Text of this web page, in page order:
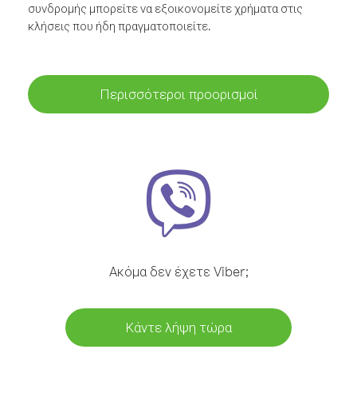
συνδρομής μπορείτε να εξοικονομείτε χρήματα στις
κλήσεις που ήδη πραγματοποιείτε.
Περισσότεροι προορισμοί
Ακόμα δεν έχετε Viber;
Κάντε λήψη τώρα